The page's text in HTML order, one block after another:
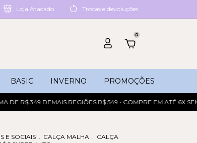
Loja Atacado Trocas e devoluções
0
BASIC INVERNO PROMOÇÕES
R$ 349 DEMAIS REGIÕES R$ 549 • COMPRE EM ATÉ 6X SEM
E SOCIAIS CALÇA MALHA
CALÇA